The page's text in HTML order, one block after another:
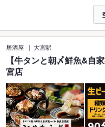
居酒屋 大宮駅
【牛タンと朝〆鮮魚&自
宮店